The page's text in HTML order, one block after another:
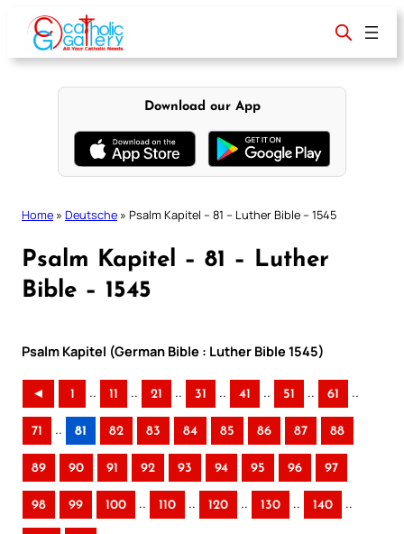
content
Download our App
Home » Deutsche » Psalm Kapitel – 81 – Luther Bible – 1545
Psalm Kapitel – 81 – Luther
Bible – 1545
Psalm Kapitel (German Bible : Luther Bible 1545)
◄ 1 .. 11 .. 21 .. 31 .. 41 .. 51 .. 61 ..
71 .. 81 82 83 84 85 86 87 88
89 90 91 92 93 94 95 96 97
98 99 100 .. 110 .. 120 .. 130 .. 140 ..